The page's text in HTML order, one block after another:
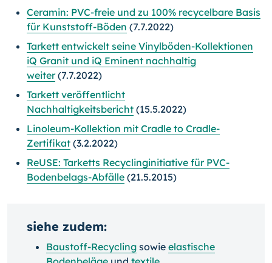
Ceramin: PVC-freie und zu 100% recycelbare Basis
für Kunststoff-Böden (7.7.2022)
Tarkett entwickelt seine Vinylböden-Kollektionen
iQ Granit und iQ Eminent nachhaltig
weiter(7.7.2022)
Tarkett veröffentlicht
Nachhaltigkeitsbericht (15.5.2022)
Linoleum-Kollektion mit Cradle to Cradle-
Zertifikat (3.2.2022)
ReUSE: Tarketts Recyclinginitiative für PVC-
Bodenbelags-Abfälle (21.5.2015)
siehe zudem:
Baustoff-Recycling sowie elastische